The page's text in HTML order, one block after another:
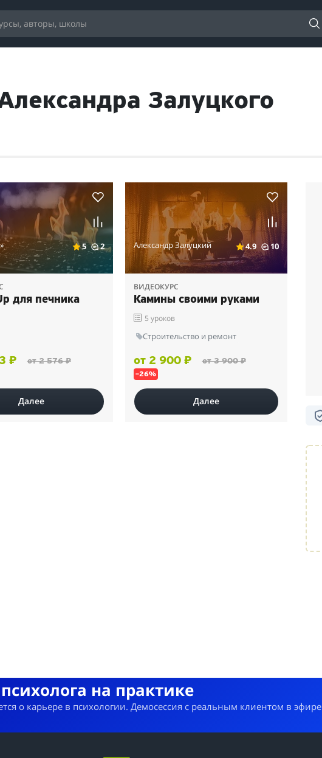
Залуцкого
5 2
для печника
₽ от 2 576 ₽
Далее
Александр Залуцкий 4.9 10
ВИДЕОКУРС
Камины своими руками
5 уроков
Строительство и ремонт
от 2 900 ₽ от 3 900 ₽
–26%
Далее
на практике
о карьере в психологии. Демосессия с реальным клиентом в эфире